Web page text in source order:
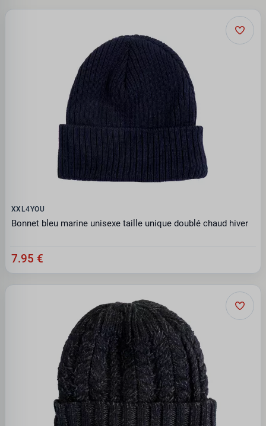
XXL4YOU
Bonnet bleu marine unisexe taille unique doublé chaud hiver
7.95 €